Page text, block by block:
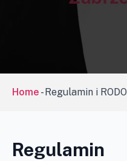
Home -Regulamin i RODO
Regulamin